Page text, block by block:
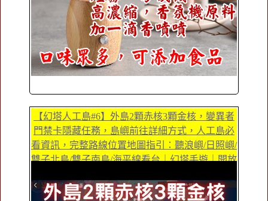
【幻塔人工島#6】外島2顆赤核3顆金核，變異者
門禁卡隱藏任務，島嶼前往詳細方式，人工島必
看資訊，完整路線位置地圖指引：聽浪嶼/日照嶼/
雙子北島/雙子南島/海平線看台｜幻塔手遊｜開放